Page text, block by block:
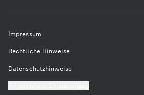
Impressum
Rechtliche Hinweise
Datenschutzhinweise